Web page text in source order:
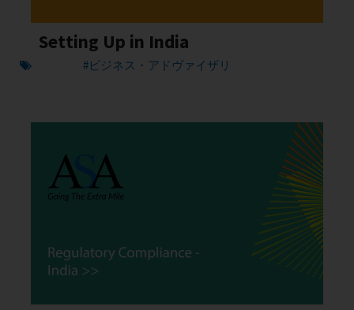
Setting Up in India
#ビジネス・アドヴァイザリ